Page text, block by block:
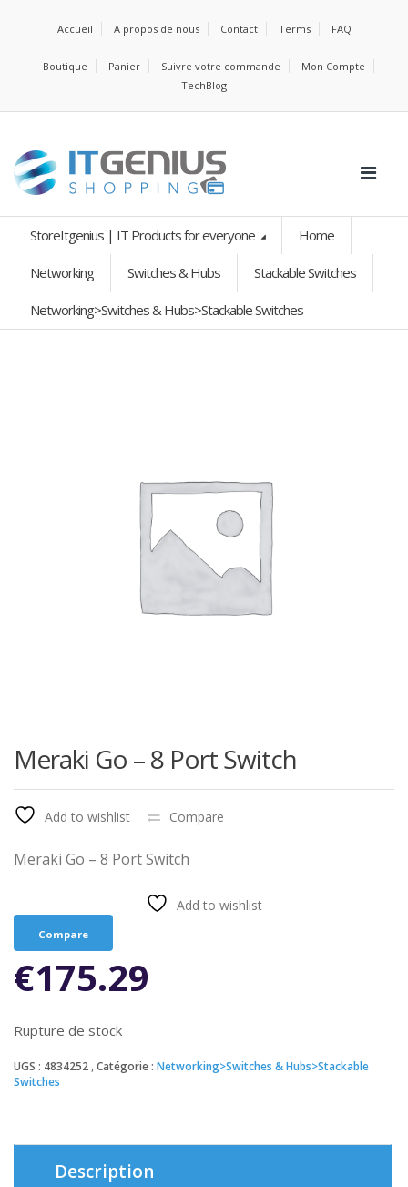
Accueil A propos de nous Contact Terms FAQ
Boutique Panier Suivre votre commande
Mon Compte
TechBlog
StoreItgenius | IT Products for everyone Home
Networking Switches & Hubs Stackable Switches
Networking>Switches & Hubs>Stackable Switches
Meraki Go – 8 Port Switch
Add to wishlist Compare
Meraki Go – 8 Port Switch
Add to wishlist
Compare
€175.29
Rupture de stock
UGS : 4834252 Catégorie : Networking>Switches & Hubs>Stackable
Switches
Description